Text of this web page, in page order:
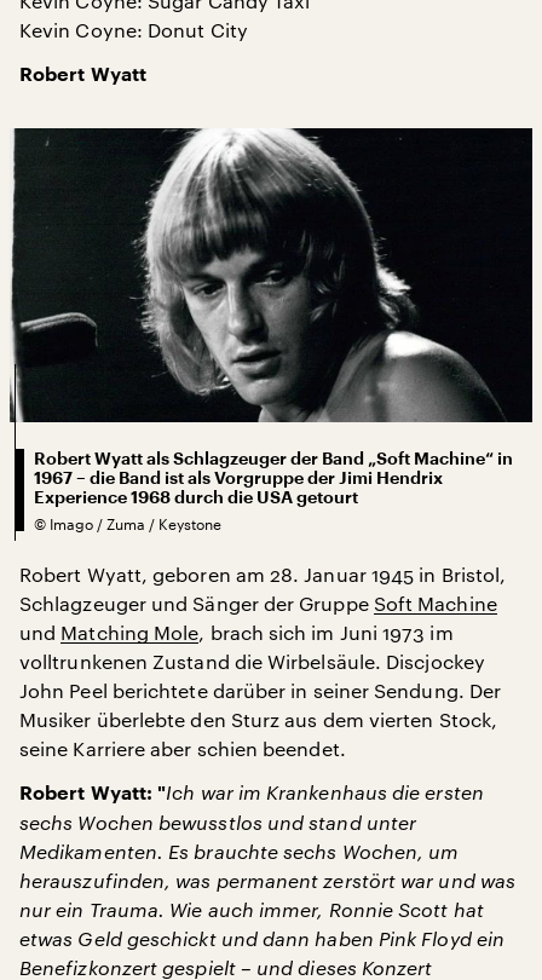
Kevin Coyne: Donut City
Robert Wyatt
Robert Wyatt als Schlagzeuger der Band „Soft Machine“ in
1967 – die Band ist als Vorgruppe der Jimi Hendrix
Experience 1968 durch die USA getourt
© Imago / Zuma / Keystone
Robert Wyatt, geboren am 28. Januar 1945 in Bristol,
Schlagzeuger und Sänger der Gruppe Soft Machine
und Matching Mole, brach sich im Juni 1973 im
volltrunkenen Zustand die Wirbelsäule. Discjockey
John Peel berichtete darüber in seiner Sendung. Der
Musiker überlebte den Sturz aus dem vierten Stock,
seine Karriere aber schien beendet.
Robert Wyatt: "Ich war im Krankenhaus die ersten
sechs Wochen bewusstlos und stand unter
Medikamenten. Es brauchte sechs Wochen, um
herauszufinden, was permanent zerstört war und was
nur ein Trauma. Wie auch immer, Ronnie Scott hat
etwas Geld geschickt und dann haben Pink Floyd ein
Benefizkonzert gespielt – und dieses Konzert